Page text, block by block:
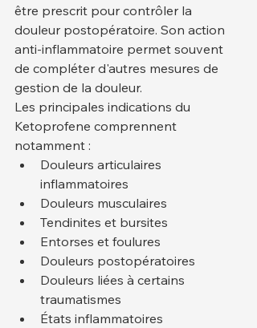
être prescrit pour contrôler la
douleur postopératoire. Son action
anti-inflammatoire permet souvent
de compléter d'autres mesures de
gestion de la douleur.
Les principales indications du
Ketoprofene comprennent
notamment :
Douleurs articulaires
inflammatoires
Douleurs musculaires
Tendinites et bursites
Entorses et foulures
Douleurs postopératoires
Douleurs liées à certains
traumatismes
États inflammatoires